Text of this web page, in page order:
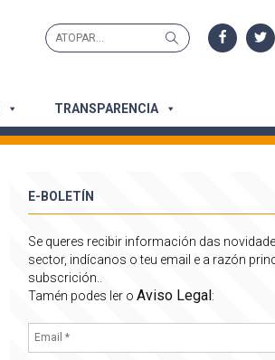
Search
for:
Search
TRANSPARENCIA
E-BOLETÍN
Se queres recibir información das
sector, indícanos o teu email e a razón
subscrición..
Tamén podes ler o Aviso Legal: